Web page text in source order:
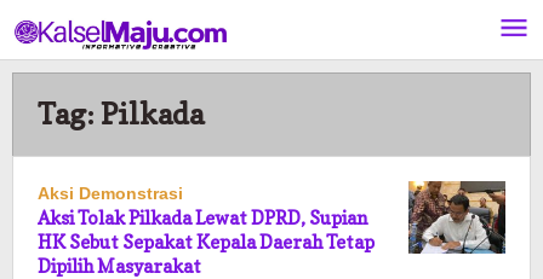
ke
konten
Tag: Pilkada
Aksi Demonstrasi
Aksi Tolak Pilkada Lewat DPRD, Supian
HK Sebut Sepakat Kepala Daerah Tetap
Dipilih Masyarakat